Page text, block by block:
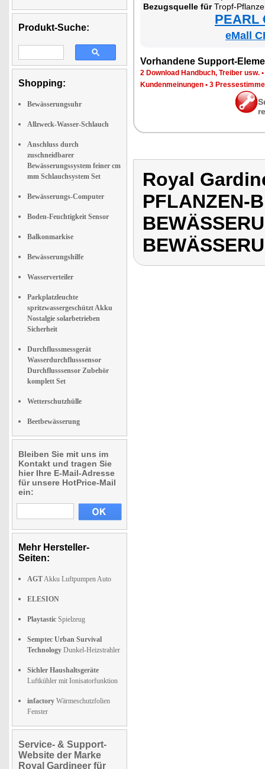
Produkt-Suche:
Shopping:
Bewässerungsuhr
Allzweck-Wasser-Schlauch
Anschluss durch
zuschneidbarer
Bewässerungssystem feiner cm
mm Schlauchsystem Set
Bewässerungs-Computer
Boden-Feuchtigkeit Sensor
Balkonmarkise
Bewässerungshilfe
Wasserverteiler
Parkplatzleuchte
spritzwassergeschützt Akku
Nostalgie solarbetrieben
Sicherheit
Durchflussmessgerät
Wasserdurchflusssensor
Durchflusssensor Zubehör
komplett Set
Wetterschutzhülle
Beetbewässerung
Bleiben Sie mit uns im
Kontakt und tragen Sie
hier Ihre E-Mail-Adresse
für unsere HotPrice-Mail
ein:
Mehr Hersteller-
Seiten:
AGTAkku Luftpumpen Auto
ELESION
Playtastic Spielzeug
Semptec Urban Survival
Technology Dunkel-Heizstrahler
Sichler Haushaltsgeräte
Luftkühler mit Ionisatorfunktion
infactory Wärmeschutzfolien
Fenster
Service- & Support-
Website der Marke
Royal Gardineer für
Be­zugs­quel­le fürTropf-Pflan­zen-Be­wäs­se­rungs­sys­tem
PEARL
eMall
Vor­han­de­ne Sup­port-
2 Down­load Hand­buch, Trei­ber usw. •
Kun­den­mei­nun­gen • 3
Royal
PFLANZEN-